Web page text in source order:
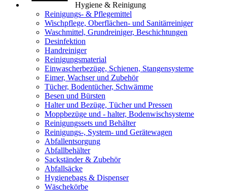
Hygiene & Reinigung
Reinigungs- & Pflegemittel
Wischpflege, Oberflächen- und Sanitärreiniger
Waschmittel, Grundreiniger, Beschichtungen
Desinfektion
Handreiniger
Reinigungsmaterial
Einwascherbezüge, Schienen, Stangensysteme
Eimer, Wachser und Zubehör
Tücher, Bodentücher, Schwämme
Besen und Bürsten
Halter und Bezüge, Tücher und Pressen
Moppbezüge und - halter, Bodenwischsysteme
Reinigungssets und Behälter
Reinigungs-, System- und Gerätewagen
Abfallentsorgung
Abfallbehälter
Sackständer & Zubehör
Abfallsäcke
Hygienebags & Dispenser
Wäschekörbe